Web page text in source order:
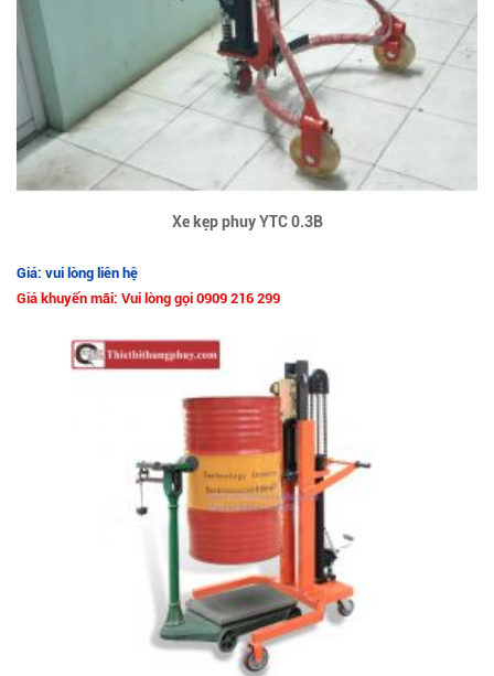
Xe kẹp phuy YTC 0.3B
Giá: vui lòng liên hệ
Giá khuyến mãi: Vui lòng gọi 0909 216 299